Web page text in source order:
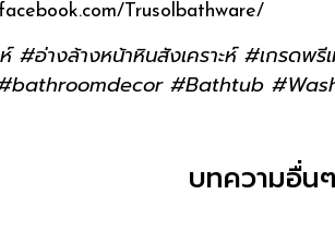
Trusolbathware/
#อ่างล้างหน้าหินสังเคราะห์ #เกรด
#Bathtub
บทความอื่นๆ